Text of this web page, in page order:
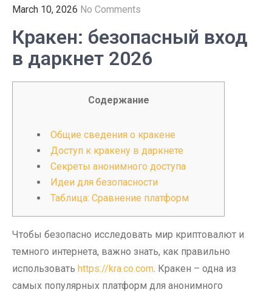
March 10, 2026 No Comments
Кракен: безопасный вход
в даркнет 2026
Содержание
Общие сведения о кракене
Доступ к кракену в даркнете
Секреты анонимного доступа
Идеи для безопасности
Таблица: Сравнение платформ
Чтобы безопасно исследовать мир криптовалют и
темного интернета, важно знать, как правильно
использовать https://kra.co.com. Кракен – одна из
самых популярных платформ для анонимного